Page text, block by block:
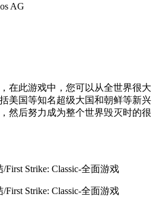
AG
在此游戏中，您可以从全世界很大
美国等知名超级大国和朝鲜等新兴
然后努力成为整个世界毁灭时的很